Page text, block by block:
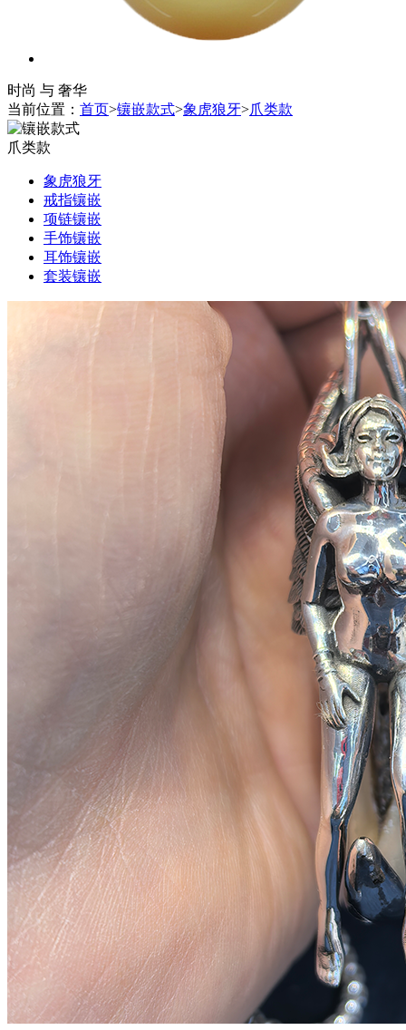
时尚 与 奢华
当前位置： 首页>镶嵌款式>象虎狼牙>爪类款
爪类款
象虎狼牙
戒指镶嵌
项链镶嵌
手饰镶嵌
耳饰镶嵌
套装镶嵌